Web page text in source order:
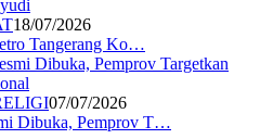
18/07/2026
Tangerang Ko…
07/07/2026
Dibuka, Pemprov T…